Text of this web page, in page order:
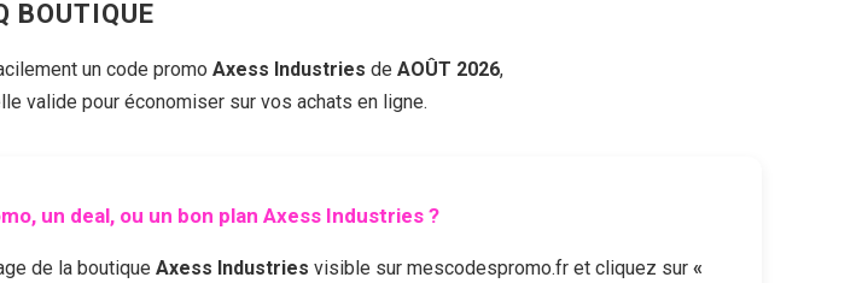
BOUTIQUE
un code promo Axess Industries de AOÛT 2026,
valide pour économiser sur vos achats en ligne.
un deal, ou un bon plan Axess Industries ?
de la boutique Axess Industries visible sur mescodespromo.fr et cliquez sur «